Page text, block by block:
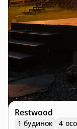
Restwood
1 будинок
4